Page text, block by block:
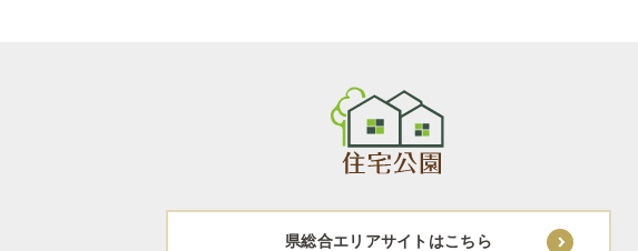
県総合エリアサイトはこちら